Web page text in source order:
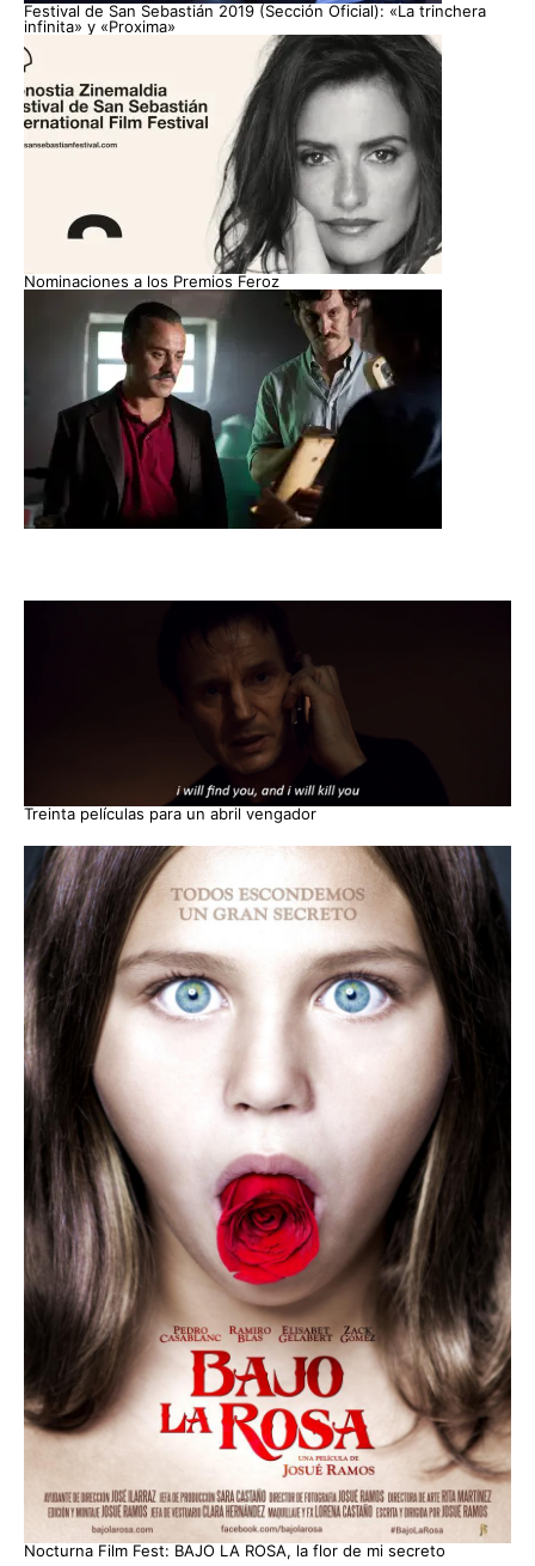
Festival de San Sebastián 2019 (Sección Oficial): «La trinchera
infinita» y «Proxima»
Nominaciones a los Premios Feroz
Treinta películas para un abril vengador
Nocturna Film Fest: BAJO LA ROSA, la flor de mi secreto